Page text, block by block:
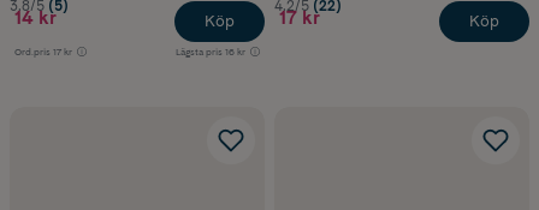
3.8/5 (5)
14 kr
Ord.pris 17 kr Lägsta pris 16 kr
Köp
4.2/5 (22)
17 kr Köp